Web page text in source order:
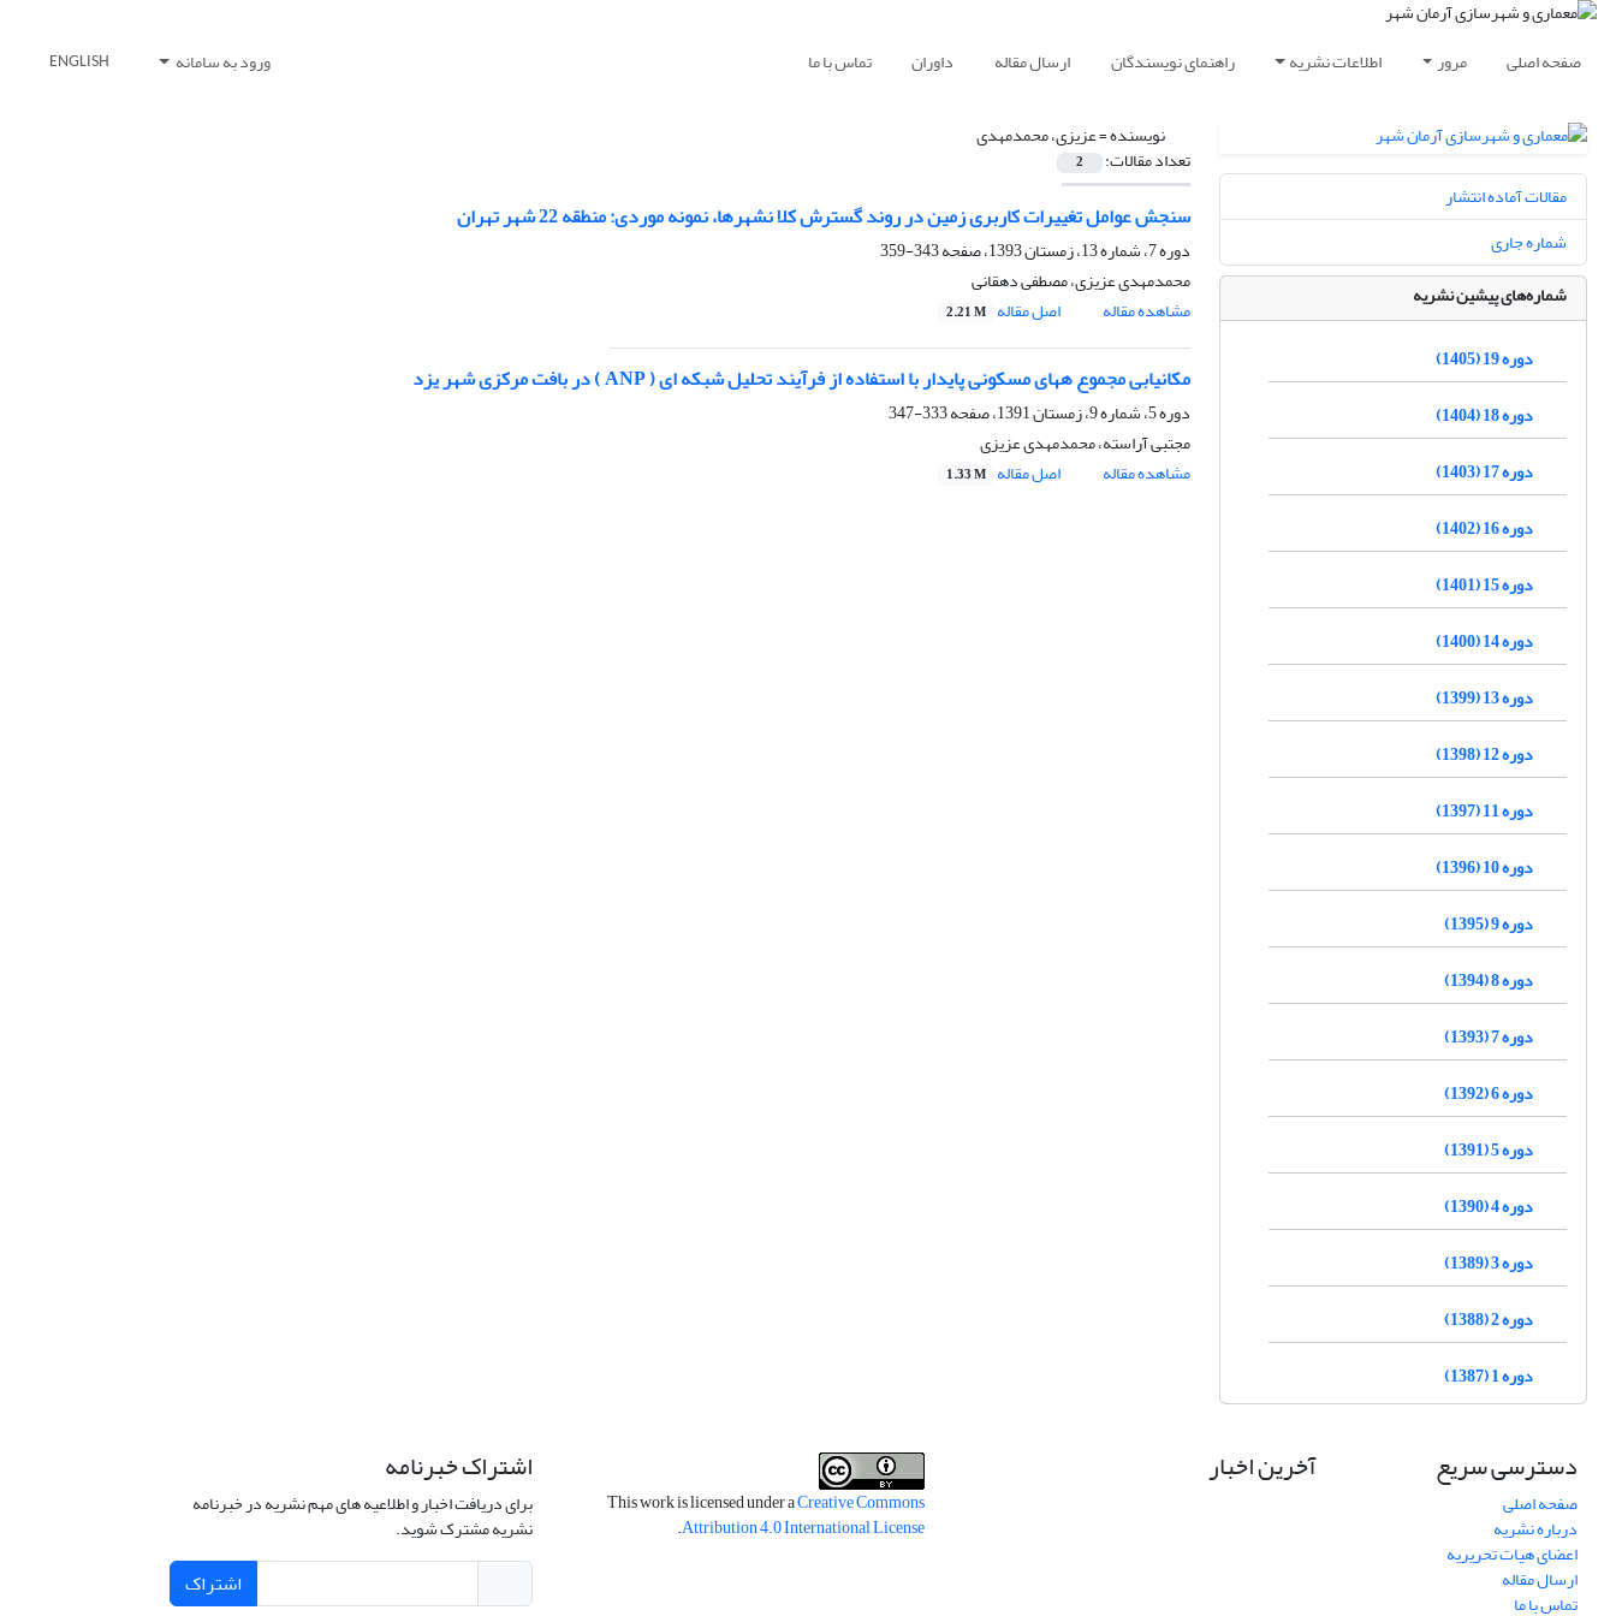
صفحه اصلی مرور اطلاعات نشریه راهنمای نویسندگان ارسال مقاله داوران تماس با ما ورود به سامانه ENGLISH
نویسنده =عزیزی، محمدمهدی
تعداد مقالات: 2
سنجش عوامل تغییرات کاربری زمین در روند گسترش کلا نشهرها، نمونه موردی: منطقه 22 شهر تهران
دوره 7، شماره 13، زمستان 1393، صفحه
343-359
محمدمهدی عزیزی، مصطفی دهقانی
مشاهده مقاله
اصل مقاله 2.21 M
مکانیابی مجموع ههای مسکونی پایدار با استفاده از فرآیند تحلیل شبکه ای ( ANP ) در بافت مرکزی شهر یزد
دوره 5، شماره 9، زمستان 1391، صفحه
333-347
مجتبی آراسته، محمدمهدی عزیزی
مشاهده مقاله
اصل مقاله 1.33 M
مقالات آماده انتشار
شماره جاری
شماره‌های پیشین نشریه
دوره 19 (1405)
دوره 18 (1404)
دوره 17 (1403)
دوره 16 (1402)
دوره 15 (1401)
دوره 14 (1400)
دوره 13 (1399)
دوره 12 (1398)
دوره 11 (1397)
دوره 10 (1396)
دوره 9 (1395)
دوره 8 (1394)
دوره 7 (1393)
دوره 6 (1392)
دوره 5 (1391)
دوره 4 (1390)
دوره 3 (1389)
دوره 2 (1388)
دوره 1 (1387)
دسترسی سریع
صفحه اصلی
درباره نشریه
اعضای هیات تحریریه
ارسال مقاله
تماس با ما
آخرین اخبار
This work is licensed under aCreative Commons
Attribution 4.0 International License
.
اشتراک خبرنامه
برای دریافت اخبار و اطلاعیه های مهم نشریه در خبرنامه
نشریه مشترک شوید.
اشتراک